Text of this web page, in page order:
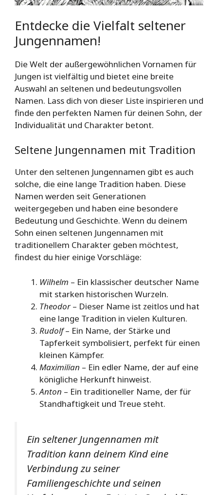
Entdecke die Vielfalt seltener
Jungennamen!
Die Welt der außergewöhnlichen Vornamen für
Jungen ist vielfältig und bietet eine breite
Auswahl an seltenen und bedeutungsvollen
Namen. Lass dich von dieser Liste inspirieren und
finde den perfekten Namen für deinen Sohn, der
Individualität und Charakter betont.
Seltene Jungennamen mit Tradition
Unter den seltenen Jungennamen gibt es auch
solche, die eine lange Tradition haben. Diese
Namen werden seit Generationen
weitergegeben und haben eine besondere
Bedeutung und Geschichte. Wenn du deinem
Sohn einen seltenen Jungennamen mit
traditionellem Charakter geben möchtest,
findest du hier einige Vorschläge:
Wilhelm – Ein klassischer deutscher Name
mit starken historischen Wurzeln.
Theodor– Dieser Name ist zeitlos und hat
eine lange Tradition in vielen Kulturen.
Rudolf– Ein Name, der Stärke und
Tapferkeit symbolisiert, perfekt für einen
kleinen Kämpfer.
Maximilian – Ein edler Name, der auf eine
königliche Herkunft hinweist.
Anton – Ein traditioneller Name, der für
Standhaftigkeit und Treue steht.
Ein seltener Jungennamen mit
Tradition kann deinem Kind eine
Verbindung zu seiner
Familiengeschichte und seinen